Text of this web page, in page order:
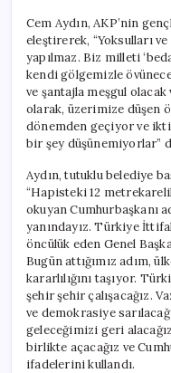
Cem Aydın, AKP’nin
eleştirerek, “Yoksulları
yapılmaz. Biz milleti
kendi gölgemizle
ve şantajla meşgul
olarak, üzerimize düşen
dönemden geçiyor ve
bir şey düşünemiyorlar”
Aydın, tutuklu belediye
“Hapisteki 12
okuyan Cumhurbaşkanı
yanındayız. Türkiye
öncülük eden Genel
Bugün attığımız adım,
kararlılığını taşıyor.
şehir şehir çalışacağız.
ve demokrasiye
geleceğimizi geri
birlikte açacağız ve
ifadelerini kullandı.